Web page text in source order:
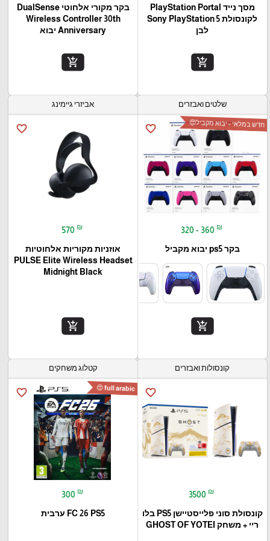
מסך נייד PlayStation Portal‎
לקונסולת Sony PlayStation 5
לבן
add_shopping_cart
בקר מקורי אלחוטי DualSense
Wireless Controller 30th
Anniversary יבוא
add_shopping_cart
שלטים ואבזרים
favorite_border חדש במלאי - יבוא מקביל😍
320 - 360 ₪
בקר ps5 יבוא מקביל
add_shopping_cart
אביזרי גיימינג
favorite_border
570 ₪
אוזניות מקוריות אלחוטיות
PULSE Elite Wireless Headset
Midnight Black
add_shopping_cart
קונסולות ואבזרים
favorite_border
3500 ₪
קונסולת סוני פלייסטיישן PS5 בלו
ריי + משחק GHOST OF YOTEI
קטלוג משחקים
favorite_border full arabic 😍
300 ₪
FC 26 PS5 ערבית